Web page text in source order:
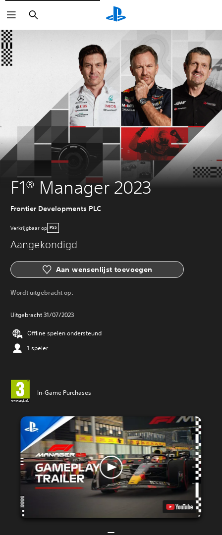
Zoeken
F1® Manager 2023
Frontier Developments PLC
Verkrijgbaar op PS5
Aangekondigd
Aan wensenlijst toevoegen
Wordt uitgebracht op:
Uitgebracht 31/07/2023
Offline spelen ondersteund
1 speler
In-Game Purchases